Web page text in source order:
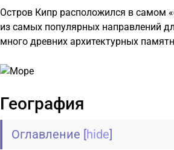
Остров Кипр расположился в самом
из самых популярных направлений
много древних архитектурных
География
Оглавление [hide]